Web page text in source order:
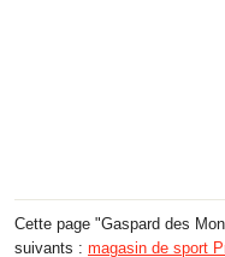
Cette page "Gaspard des
suivants : magasin de sport